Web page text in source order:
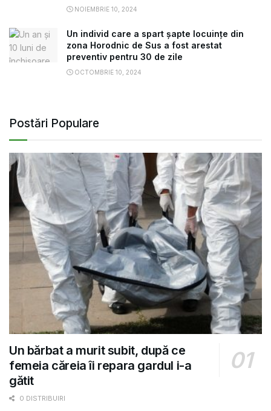
NOIEMBRIE 10, 2024
Un individ care a spart șapte locuințe din
zona Horodnic de Sus a fost arestat
preventiv pentru 30 de zile
OCTOMBRIE 10, 2024
Postări Populare
Un bărbat a murit subit, după ce
femeia căreia îi repara gardul i-a
gătit
0 DISTRIBUIRI